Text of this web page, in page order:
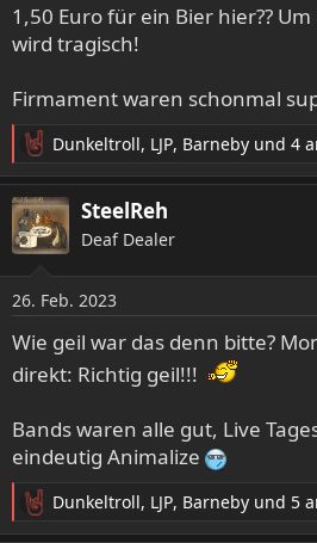
n
:
1,50 Euro für ein Bier hier??
wird tragisch!
Firmament waren schonmal
R
e
a
k
t
n
e
n
:
Dunkeltroll, LJP, Barneby und 4
SteelReh
Deaf Dealer
26. Feb. 2023
Wie geil war das denn bitte?
direkt: Richtig geil!!!
Bands waren alle gut, Live
eindeutig Animalize
R
e
Dunkeltroll, LJP, Barneby und 5